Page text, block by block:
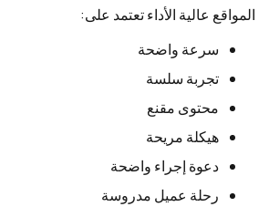
المواقع عالية الأداء تعتمد على:
سرعة واضحة
تجربة سلسة
محتوى مقنع
هيكلة مريحة
دعوة إجراء واضحة
رحلة عميل مدروسة